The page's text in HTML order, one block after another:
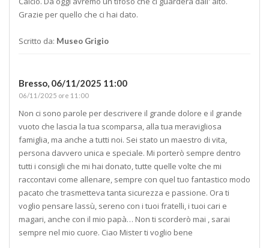
Grazie per quello che ci hai dato.
Scritto da: Museo Grigio
Bresso, 06/11/2025 11:00
06/11/2025 ore 11:00
Non ci sono parole per descrivere il grande dolore e il grande
vuoto che lascia la tua scomparsa, alla tua meravigliosa
famiglia, ma anche a tutti noi. Sei stato un maestro di vita,
persona davvero unica e speciale. Mi porterò sempre dentro
tutti i consigli che mi hai donato, tutte quelle volte che mi
raccontavi come allenare, sempre con quel tuo fantastico modo
pacato che trasmetteva tanta sicurezza e passione. Ora ti
voglio pensare lassù, sereno con i tuoi fratelli, i tuoi cari e
magari, anche con il mio papà… Non ti scorderò mai , sarai
sempre nel mio cuore. Ciao Mister ti voglio bene